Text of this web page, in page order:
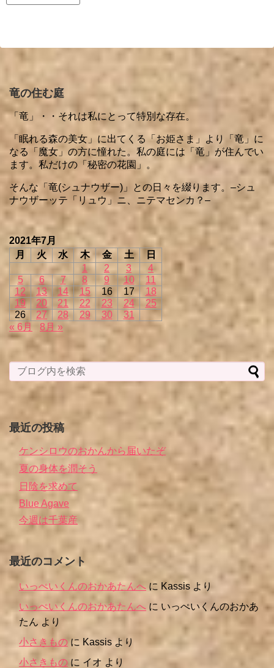
竜の住む庭
「竜」・・それは私にとって特別な存在。
「眠れる森の美女」に出てくる「お姫さま」より「竜」に
なる「魔女」の方に憧れた。私の庭には「竜」が住んでい
ます。私だけの「秘密の花園」。
そんな「竜(シュナウザー)」との日々を綴ります。–シュ
ナウザーッテ「リュウ」ニ、ニテマセンカ？–
2021年7月
月
火 水 木 金 土
日
1
2 3
4
5
6 7 8 9 10
11
12
13 14 15 16 17
18
19
20 21 22 23 24
25
26
27 28 29 30
31
« 6月
8月 »
最近の投稿
ケンシロウのおかんから届いたぞ
夏の身体を潤そう
日陰を求めて
Blue Agave
今週は千葉産
最近のコメント
いっぺいくんのおかあたんへ に Kassis より
いっぺいくんのおかあたんへ に いっぺいくんのおかあ
たん より
小さきもの に Kassis より
小さきもの に イオ より